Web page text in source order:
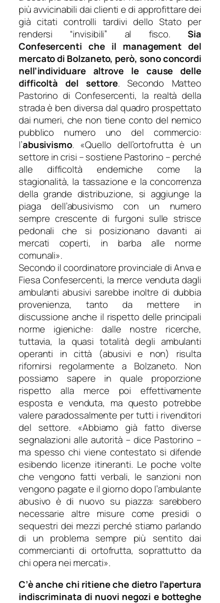
più avvicinabili dai clienti e di approfittare dei
già citati controlli tardivi dello Stato per
rendersi “invisibili” al fisco.Sia
Confesercenti che il management del
mercato di Bolzaneto, però, sono concordi
nell’individuare altrove le cause delle
difficoltà del settore. Secondo Matteo
Pastorino di Confesercenti, la realtà della
strada è ben diversa dal quadro prospettato
dai numeri, che non tiene conto del nemico
pubblico numero uno del commercio:
l’abusivismo. «Quello dell’ortofrutta è un
settore in crisi – sostiene Pastorino – perché
alle difficoltà endemiche come la
stagionalità, la tassazione e la concorrenza
della grande distribuzione, si aggiunge la
piaga dell’abusivismo con un numero
sempre crescente di furgoni sulle strisce
pedonali che si posizionano davanti ai
mercati coperti, in barba alle norme
comunali».
Secondo il coordinatore provinciale di Anva e
Fiesa Confesercenti, la merce venduta dagli
ambulanti abusivi sarebbe inoltre di dubbia
provenienza, tanto da mettere in
discussione anche il rispetto delle principali
norme igieniche: dalle nostre ricerche,
tuttavia, la quasi totalità degli ambulanti
operanti in città (abusivi e non) risulta
rifornirsi regolarmente a Bolzaneto. Non
possiamo sapere in quale proporzione
rispetto alla merce poi effettivamente
esposta e venduta, ma questo potrebbe
valere paradossalmente per tutti i rivenditori
del settore. «Abbiamo già fatto diverse
segnalazioni alle autorità – dice Pastorino –
ma spesso chi viene contestato si difende
esibendo licenze itineranti. Le poche volte
che vengono fatti verbali, le sanzioni non
vengono pagate e il giorno dopo l’ambulante
abusivo è di nuovo su piazza: sarebbero
necessarie altre misure come presidi o
sequestri dei mezzi perché stiamo parlando
di un problema sempre più sentito dai
commercianti di ortofrutta, soprattutto da
chi opera nei mercati».
C’è anche chi ritiene che dietro l’apertura
indiscriminata di nuovi negozi e botteghe